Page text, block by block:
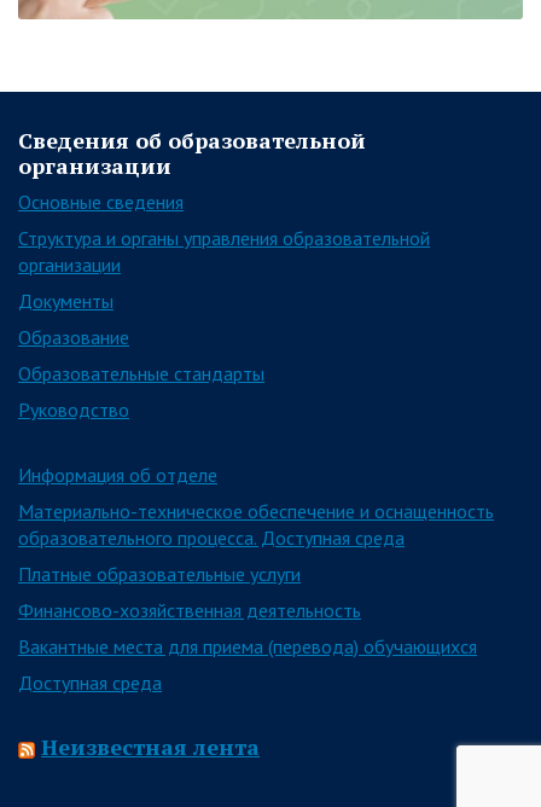
Сведения об образовательной
организации
Основные сведения
Структура и органы управления образовательной
организации
Документы
Образование
Образовательные стандарты
Руководство
Информация об отделе
Материально-техническое обеспечение и оснащенность
образовательного процесса. Доступная среда
Платные образовательные услуги
Финансово-хозяйственная деятельность
Вакантные места для приема (перевода) обучающихся
Доступная среда
Неизвестная лента